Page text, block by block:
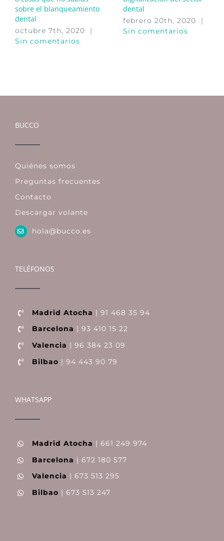
sobre el blanqueamiento
dental
octubre 7th, 2020
|
Sin comentarios
dental
febrero 20th, 2020
|
Sin comentarios
BUCCO
Quiénes somos
Preguntas frecuentes
Contacto
Descargar volante
hola@bucco.es
TELÉFONOS
Madrid Atocha | 91 468 35 94
Barcelona | 93 410 15 22
Valencia | 96 384 23 09
Bilbao | 94 443 90 79
WHATSAPP
Madrid Atocha | 661 249 974
Barcelona | 672 180 577
Valencia | 673 513 295
Bilbao | 673 513 247